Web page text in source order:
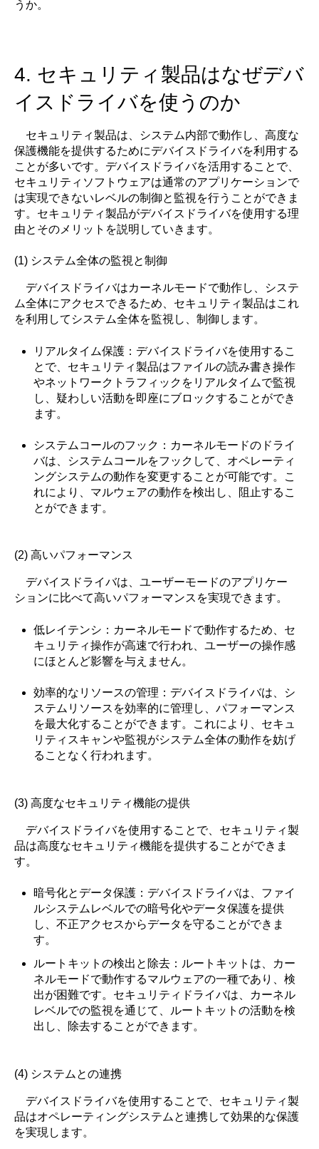
うか。
4. セキュリティ製品はなぜデバ
イスドライバを使うのか
セキュリティ製品は、システム内部で動作し、高度な
保護機能を提供するためにデバイスドライバを利用する
ことが多いです。デバイスドライバを活用することで、
セキュリティソフトウェアは通常のアプリケーションで
は実現できないレベルの制御と監視を行うことができま
す。セキュリティ製品がデバイスドライバを使用する理
由とそのメリットを説明していきます。
(1) システム全体の監視と制御
デバイスドライバはカーネルモードで動作し、システ
ム全体にアクセスできるため、セキュリティ製品はこれ
を利用してシステム全体を監視し、制御します。
リアルタイム保護：デバイスドライバを使用するこ
とで、セキュリティ製品はファイルの読み書き操作
やネットワークトラフィックをリアルタイムで監視
し、疑わしい活動を即座にブロックすることができ
ます。
システムコールのフック：カーネルモードのドライ
バは、システムコールをフックして、オペレーティ
ングシステムの動作を変更することが可能です。こ
れにより、マルウェアの動作を検出し、阻止するこ
とができます。
(2) 高いパフォーマンス
デバイスドライバは、ユーザーモードのアプリケー
ションに比べて高いパフォーマンスを実現できます。
低レイテンシ：カーネルモードで動作するため、セ
キュリティ操作が高速で行われ、ユーザーの操作感
にほとんど影響を与えません。
効率的なリソースの管理：デバイスドライバは、シ
ステムリソースを効率的に管理し、パフォーマンス
を最大化することができます。これにより、セキュ
リティスキャンや監視がシステム全体の動作を妨げ
ることなく行われます。
(3) 高度なセキュリティ機能の提供
デバイスドライバを使用することで、セキュリティ製
品は高度なセキュリティ機能を提供することができま
す。
暗号化とデータ保護：デバイスドライバは、ファイ
ルシステムレベルでの暗号化やデータ保護を提供
し、不正アクセスからデータを守ることができま
す。
ルートキットの検出と除去：ルートキットは、カー
ネルモードで動作するマルウェアの一種であり、検
出が困難です。セキュリティドライバは、カーネル
レベルでの監視を通じて、ルートキットの活動を検
出し、除去することができます。
(4) システムとの連携
デバイスドライバを使用することで、セキュリティ製
品はオペレーティングシステムと連携して効果的な保護
を実現します。